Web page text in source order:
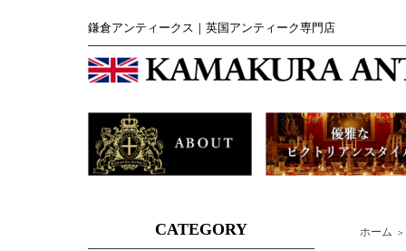
鎌倉アンティークス｜英国アンティーク専門店
CATEGORY ホーム ＞